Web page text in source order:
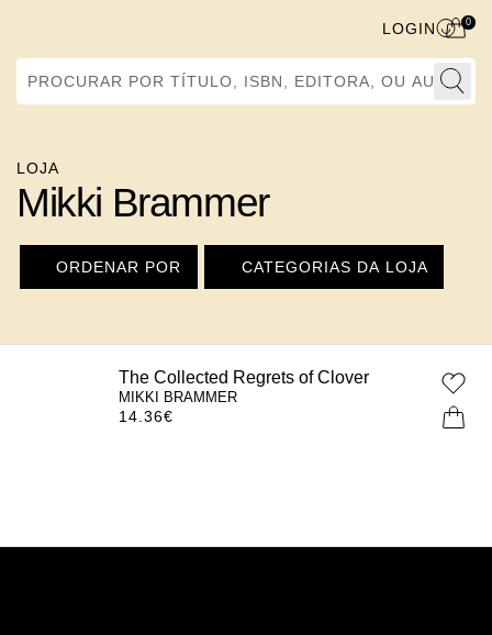
Procurar por Título, ISBN, Editora, ou Autor
LOGIN 0
LOJA
Mikki Brammer
ORDENAR POR CATEGORIAS DA LOJA
The Collected Regrets of Clover
MIKKI BRAMMER
14.36€